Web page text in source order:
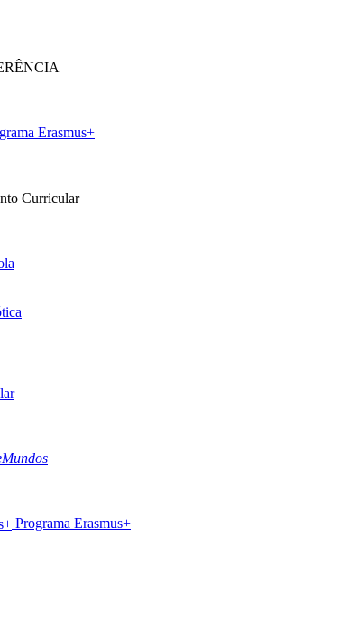
Erasmus+
Curricular
Programa Erasmus+